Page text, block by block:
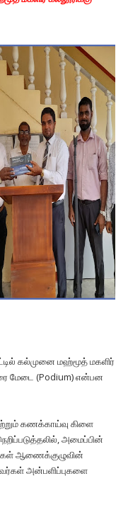
கல்முனை மஹ்மூத் மகளிர்
மேடை (Podium) என்பன
கணக்காய்வு கிளை
அமைப்பின்
ஆணைக்குழுவின்
அன்பளிப்புகளை